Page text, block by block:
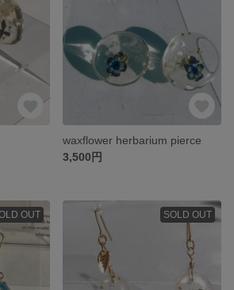
waxflower herbarium pierce
3,500円
OUT SOLD OUT